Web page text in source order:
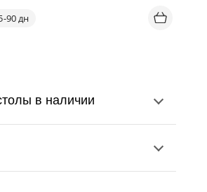
90 дн
в наличии